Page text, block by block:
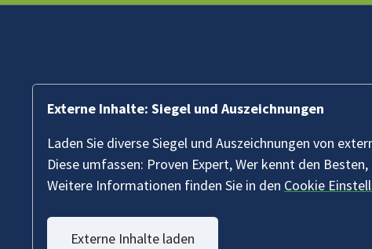
Externe Inhalte: Siegel und Auszeichnungen
Laden Sie diverse Siegel und Auszeichnungen von
Diese umfassen: Proven Expert, Wer kennt den
Weitere Informationen finden Sie in den Cookie
Externe Inhalte laden